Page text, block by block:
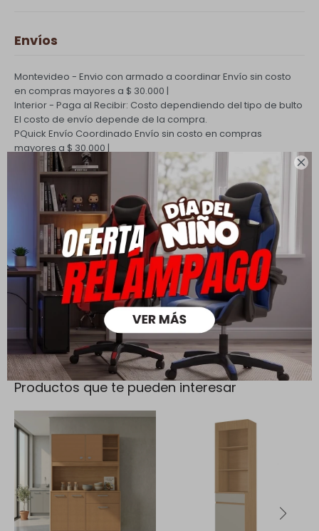

Envíos
Montevideo - Envio con armado a coordinarEnvío sin costo
en compras mayores a $ 30.000 |
Interior - Paga al Recibir: Costo dependiendo del tipo de bulto
El costo de envío depende de la compra.
PQuick Envío Coordinado Envío sin costo en compras
mayores a $ 30.000 |
Cambios y Devoluciones
Todas las compras realizadas tienen un plazo de 5 días para
su cambio.
Ver mas
Medios de pago
Productos que te pueden interesar